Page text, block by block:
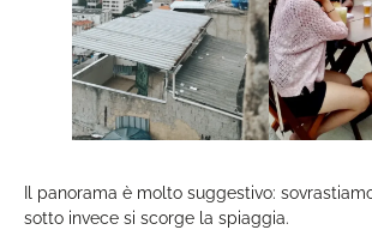
Il panorama è molto suggestivo:
sotto invece si scorge la spiaggia.